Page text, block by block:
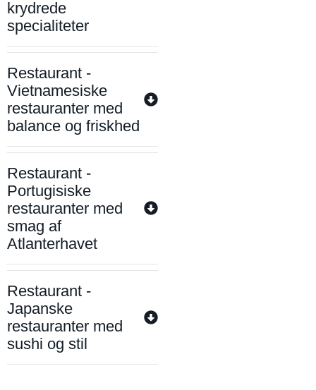
krydrede
specialiteter
Restaurant -
Vietnamesiske
restauranter med
balance og friskhed
Restaurant -
Portugisiske
restauranter med
smag af
Atlanterhavet
Restaurant -
Japanske
restauranter med
sushi og stil